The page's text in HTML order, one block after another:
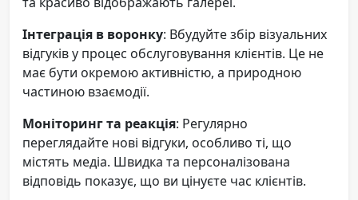
Інтеграція в воронку: Вбудуйте збір візуальних
відгуків у процес обслуговування клієнтів. Це не
має бути окремою активністю, а природною
частиною взаємодії.
Моніторинг та реакція: Регулярно
переглядайте нові відгуки, особливо ті, що
містять медіа. Швидка та персоналізована
відповідь показує, що ви цінуєте час клієнтів.